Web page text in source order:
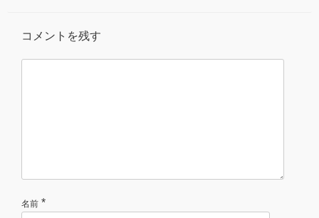
コメントを残す
名前 *